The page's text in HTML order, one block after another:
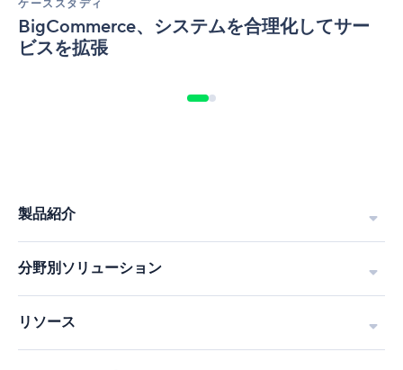
ケーススタディ
BigCommerce、システムを合理化してサー
ビスを拡張
サ
ー
ビ
製品紹介
分野別ソリューション
リソース